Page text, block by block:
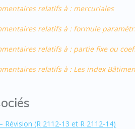
relatifs à : mercuriales
relatifs à : formule
relatifs à : partie fixe ou
relatifs à : Les index
Révision (R 2112-13 et R 2112-14)